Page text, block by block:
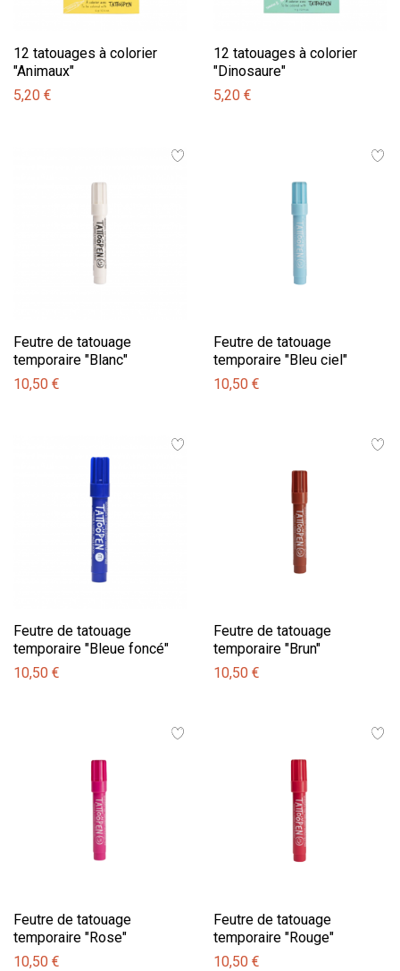
12 tatouages à colorier
"Animaux"
5,20 €
12 tatouages à colorier
"Dinosaure"
5,20 €
Feutre de tatouage
temporaire "Blanc"
10,50 €
Feutre de tatouage
temporaire "Bleu ciel"
10,50 €
Feutre de tatouage
temporaire "Bleue foncé"
10,50 €
Feutre de tatouage
temporaire "Brun"
10,50 €
Feutre de tatouage
temporaire "Rose"
10,50 €
Feutre de tatouage
temporaire "Rouge"
10,50 €